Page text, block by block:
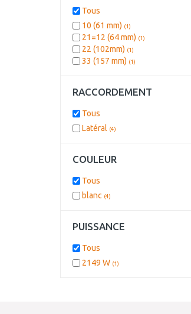
Tous
10 (61 mm) (1)
21=12 (64 mm) (1)
22 (102mm) (1)
33 (157 mm) (1)
RACCORDEMENT
Tous
Latéral (4)
COULEUR
Tous
blanc (4)
PUISSANCE
Tous
2149 W (1)